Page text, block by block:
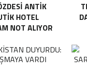
ANTIK
HOTEL
NOT ALIYOR